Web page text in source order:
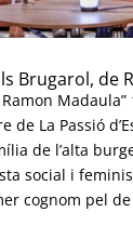
Brugarol, de
Madaula”
de La Passió
de l’alta
social i
cognom pel